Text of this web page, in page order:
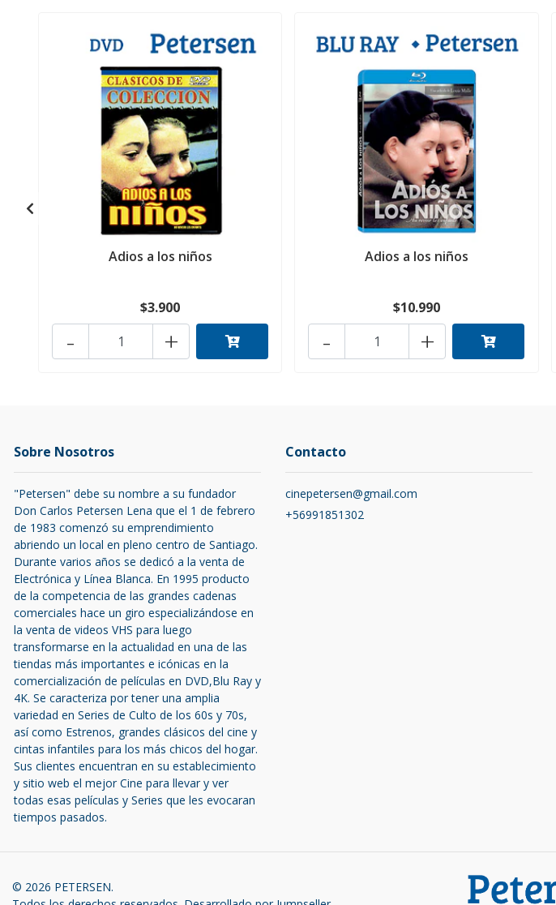
Adios a los niños
$3.900
+
-
Adios a los niños
$10.990
+
-
Sobre Nosotros
"Petersen" debe su nombre a su fundador
Don Carlos Petersen Lena que el 1 de febrero
de 1983 comenzó su emprendimiento
abriendo un local en pleno centro de Santiago.
Durante varios años se dedicó a la venta de
Electrónica y Línea Blanca. En 1995 producto
de la competencia de las grandes cadenas
comerciales hace un giro especializándose en
la venta de videos VHS para luego
transformarse en la actualidad en una de las
tiendas más importantes e icónicas en la
comercialización de películas en DVD,Blu Ray y
4K. Se caracteriza por tener una amplia
variedad en Series de Culto de los 60s y 70s,
así como Estrenos, grandes clásicos del cine y
cintas infantiles para los más chicos del hogar.
Sus clientes encuentran en su establecimiento
y sitio web el mejor Cine para llevar y ver
todas esas películas y Series que les evocaran
tiempos pasados.
Contacto
cinepetersen@gmail.com
+56991851302
© 2026 PETERSEN.